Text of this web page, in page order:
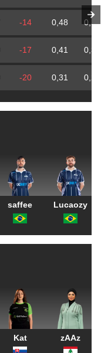
-14 0,48 0,39
-17 0,41 0,36
-20 0,31 0,27
saffee Lucaozy
Kat zAAz